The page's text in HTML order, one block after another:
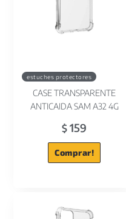
estuches protectores
CASE TRANSPARENTE
ANTICAIDA SAM A32 4G
$ 159
Comprar!